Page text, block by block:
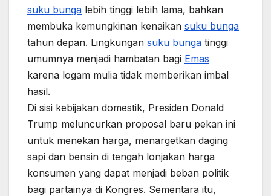
suku bunga lebih tinggi lebih lama, bahkan
membuka kemungkinan kenaikan suku bunga
tahun depan. Lingkungan suku bunga tinggi
umumnya menjadi hambatan bagi Emas
karena logam mulia tidak memberikan imbal
hasil.
Di sisi kebijakan domestik, Presiden Donald
Trump meluncurkan proposal baru pekan ini
untuk menekan harga, menargetkan daging
sapi dan bensin di tengah lonjakan harga
konsumen yang dapat menjadi beban politik
bagi partainya di Kongres. Sementara itu,